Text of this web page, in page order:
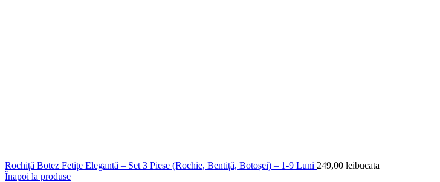
Rochiță Botez Fetițe Elegantă – Set 3 Piese (Rochie, Bentiță, Botoșei) – 1-9 Luni 249,00 leibucata
Înapoi la produse